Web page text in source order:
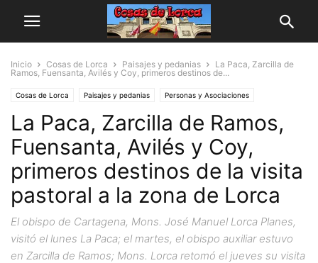
Inicio Cosas de Lorca Paisajes y pedanias
La Paca, Zarcilla de
Ramos, Fuensanta, Avilés y Coy, primeros destinos de...
Cosas de Lorca Paisajes y pedanias Personas y Asociaciones
La Paca, Zarcilla de Ramos,
Fuensanta, Avilés y Coy,
primeros destinos de la visita
pastoral a la zona de Lorca
El obispo de Cartagena, Mons. José Manuel Lorca Planes,
visitó el lunes La Paca; el martes, el obispo auxiliar estuvo
en Zarcilla de Ramos; Mons. Lorca retomó el jueves su visita